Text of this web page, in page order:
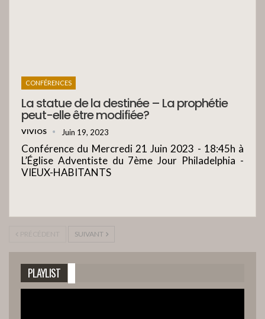
CONFÉRENCES
La statue de la destinée – La prophétie
peut-elle être modifiée?
VIVIOS Juin 19, 2023
Conférence du Mercredi 21 Juin 2023 - 18:45h à
L’Église Adventiste du 7ème Jour Philadelphia -
VIEUX-HABITANTS
SUIVANT
PLAYLIST